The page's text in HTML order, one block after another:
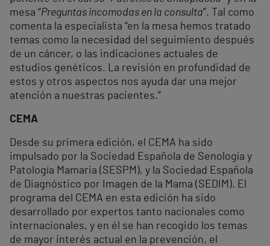
mesa “Preguntas incomodas en la consulta”. Tal como
comenta la especialista “en la mesa hemos tratado
temas como la necesidad del seguimiento después
de un cáncer, o las indicaciones actuales de
estudios genéticos. La revisión en profundidad de
estos y otros aspectos nos ayuda dar una mejor
atención a nuestras pacientes.”
CEMA
Desde su primera edición, el CEMA ha sido
impulsado por la Sociedad Española de Senología y
Patología Mamaria (SESPM), y la Sociedad Española
de Diagnóstico por Imagen de la Mama (SEDIM). El
programa del CEMA en esta edición ha sido
desarrollado por expertos tanto nacionales como
internacionales, y en él se han recogido los temas
de mayor interés actual en la prevención, el